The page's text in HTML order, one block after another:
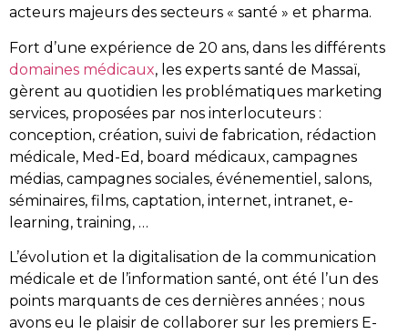
acteurs majeurs des secteurs « santé » et pharma.
Fort d’une expérience de 20 ans, dans les différents
domaines médicaux, les experts santé de Massaï,
gèrent au quotidien les problématiques marketing
services, proposées par nos interlocuteurs :
conception, création, suivi de fabrication, rédaction
médicale, Med-Ed, board médicaux, campagnes
médias, campagnes sociales, événementiel, salons,
séminaires, films, captation, internet, intranet, e-
learning, training, …
L’évolution et la digitalisation de la communication
médicale et de l’information santé, ont été l’un des
points marquants de ces dernières années ; nous
avons eu le plaisir de collaborer sur les premiers E-